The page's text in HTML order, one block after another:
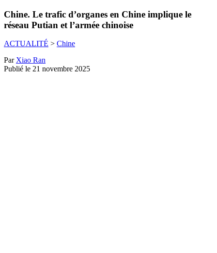
Chine. Le trafic d’organes en Chine implique le
réseau Putian et l’armée chinoise
ACTUALITÉ > Chine
ParXiao Ran
Publié le 21 novembre 2025